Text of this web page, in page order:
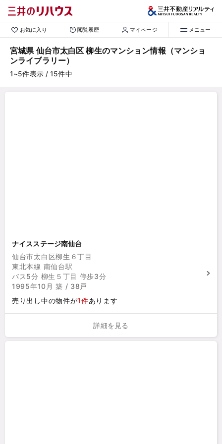
お気に入り 閲覧履歴 マイページ メニュー
宮城県 仙台市太白区 柳生のマンション情報（マンショ
ンライブラリー）
1~5件表示/ 15件中
ナイスステージ南仙台
仙台市太白区柳生６丁目
東北本線 南仙台駅
バス5分 柳生５丁目 停歩3分
1995年10月 築 / 38戸
売り出し中の物件が1件あります
詳細を見る